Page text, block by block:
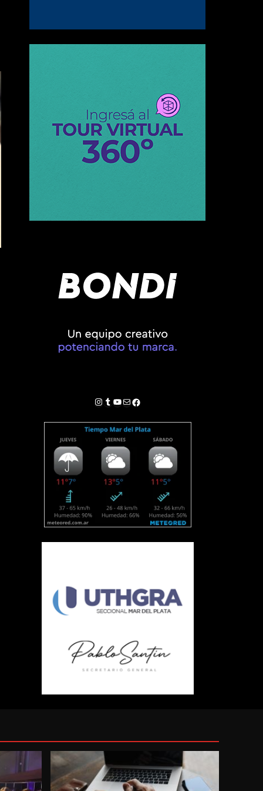
Instagram
Tumblr
YouTube
Correo electrónico
Facebook